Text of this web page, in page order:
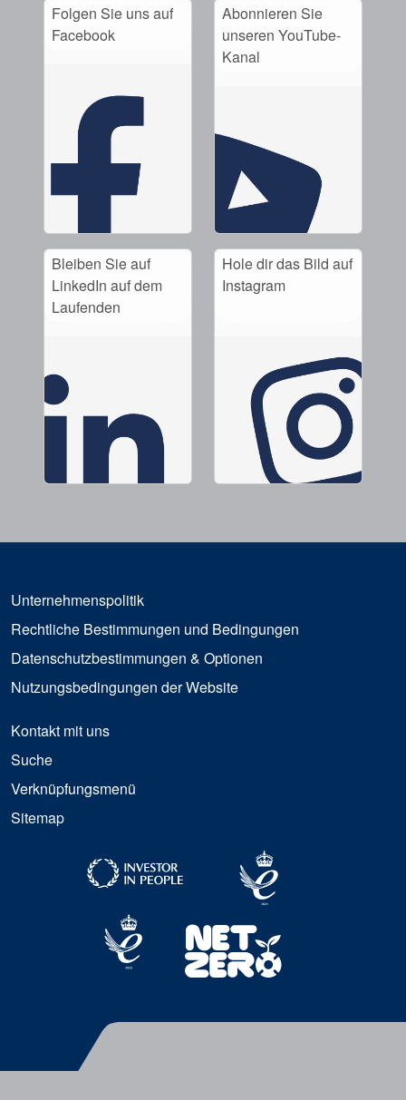
Folgen Sie uns auf
Facebook
Abonnieren Sie
unseren YouTube-
Kanal
Bleiben Sie auf
LinkedIn auf dem
Laufenden
Hole dir das Bild auf
Instagram
Unternehmenspolitik
Rechtliche Bestimmungen und Bedingungen
Datenschutzbestimmungen & Optionen
Nutzungsbedingungen der Website
Kontakt mit uns
Suche
Verknüpfungsmenü
Sitemap